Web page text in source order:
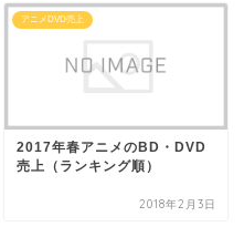
アニメDVD売上
2017年春アニメのBD・DVD
売上（ランキング順）
2018年2月3日